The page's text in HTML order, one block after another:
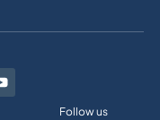
Follow us